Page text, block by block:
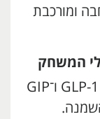
ומורכבת
המשחק
בשנים האחרונות תרופות מבוססות GLP-1 ו־GIP